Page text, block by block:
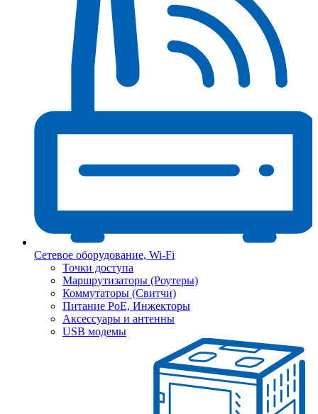
Сетевое оборудование, Wi-Fi
Точки доступа
Маршрутизаторы (Роутеры)
Коммутаторы (Свитчи)
Питание PoE, Инжекторы
Аксессуары и антенны
USB модемы